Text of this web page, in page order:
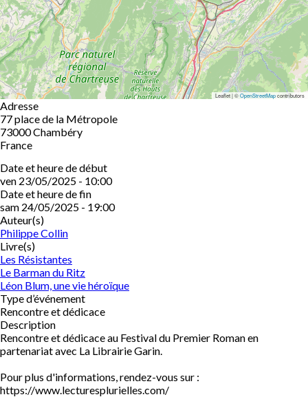
Leaflet | ©OpenStreetMapcontributors
Adresse
77 place de la Métropole
73000Chambéry
France
Date et heure de début
ven 23/05/2025 - 10:00
Date et heure de fin
sam 24/05/2025 - 19:00
Auteur(s)
Philippe Collin
Livre(s)
Les Résistantes
Le Barman du Ritz
Léon Blum, une vie héroïque
Type d’événement
Rencontre et dédicace
Description
Rencontre et dédicace au Festival du Premier Roman en
partenariat avec La Librairie Garin.
Pour plus d'informations, rendez-vous sur :
https://www.lecturesplurielles.com/